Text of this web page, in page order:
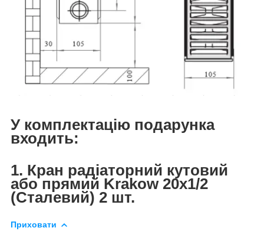
У комплектацію подарунка
входить:
1. Кран радіаторний кутовий
або прямий Krakow 20x1/2
(Сталевий) 2 шт.
Приховати